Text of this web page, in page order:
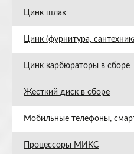
Цинк шлак
Цинк (фурнитура,
Цинк карбюраторы в сборе
Жесткий диск в сборе
Мобильные телефоны,
Процессоры МИКС